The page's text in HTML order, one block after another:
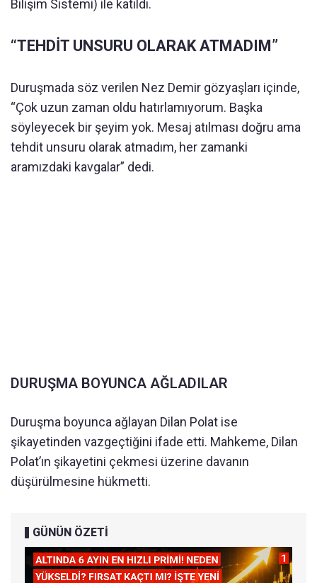
Bilişim Sistemi) ile katıldı.
“TEHDİT UNSURU OLARAK ATMADIM”
Duruşmada söz verilen Nez Demir gözyaşları içinde,
“Çok uzun zaman oldu hatırlamıyorum. Başka
söyleyecek bir şeyim yok. Mesaj atılması doğru ama
tehdit unsuru olarak atmadım, her zamanki
aramızdaki kavgalar” dedi.
DURUŞMA BOYUNCA AĞLADILAR
Duruşma boyunca ağlayan Dilan Polat ise
şikayetinden vazgeçtiğini ifade etti. Mahkeme, Dilan
Polat’ın şikayetini çekmesi üzerine davanın
düşürülmesine hükmetti.
GÜNÜN ÖZETİ